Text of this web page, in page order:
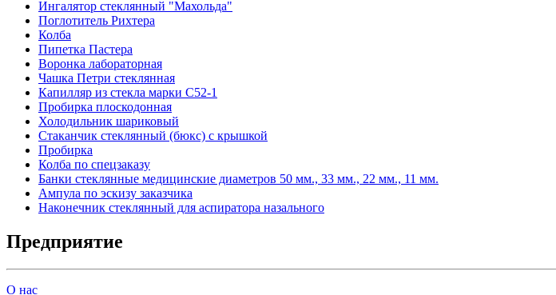
Ингалятор стеклянный "Махольда"
Поглотитель Рихтера
Колба
Пипетка Пастера
Воронка лабораторная
Чашка Петри стеклянная
Капилляр из стекла марки С52-1
Пробирка плоскодонная
Холодильник шариковый
Стаканчик стеклянный (бюкс) с крышкой
Пробирка
Колба по спецзаказу
Банки стеклянные медицинские диаметров 50 мм., 33 мм., 22 мм., 11 мм.
Ампула по эскизу заказчика
Наконечник стеклянный для аспиратора назального
Предприятие
О нас